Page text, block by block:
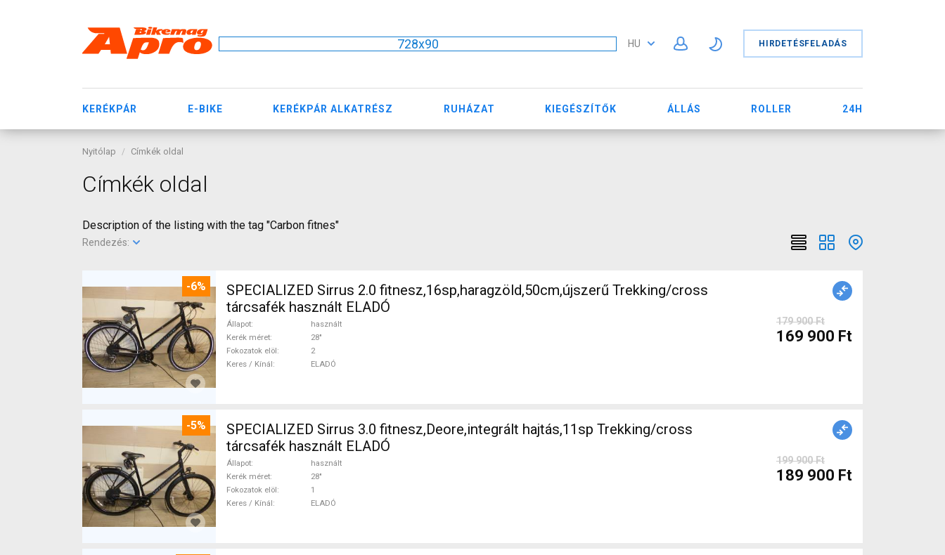
728x90 HU HIRDETÉSFELADÁS
KERÉKPÁR E-BIKE KERÉKPÁR ALKATRÉSZ RUHÁZAT KIEGÉSZÍTŐK ÁLLÁS ROLLER 24H
Nyitólap Címkék oldal
Címkék oldal
Description of the listing with the tag "Carbon fitnes"
Rendezés:
-6%
SPECIALIZED Sirrus 2.0 fitnesz,16sp,haragzöld,50cm,újszerű Trekking/cross
tárcsafék használt ELADÓ
Állapot
használt
Kerék méret
28"
Fokozatok elöl
2
Keres / Kínál
ELADÓ
179 900 Ft
169 900 Ft
-5%
SPECIALIZED Sirrus 3.0 fitnesz,Deore,integrált hajtás,11sp Trekking/cross
tárcsafék használt ELADÓ
Állapot
használt
Kerék méret
28"
Fokozatok elöl
1
Keres / Kínál
ELADÓ
199 900 Ft
189 900 Ft